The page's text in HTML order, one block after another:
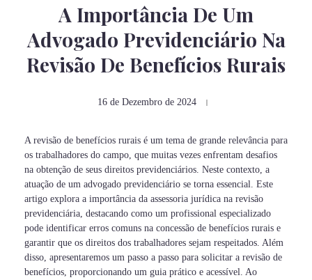
A Importância De Um
Advogado Previdenciário Na
Revisão De Benefícios Rurais
16 de Dezembro de 2024
A revisão de benefícios rurais é um tema de grande relevância para
os trabalhadores do campo, que muitas vezes enfrentam desafios
na obtenção de seus direitos previdenciários. Neste contexto, a
atuação de um advogado previdenciário se torna essencial. Este
artigo explora a importância da assessoria jurídica na revisão
previdenciária, destacando como um profissional especializado
pode identificar erros comuns na concessão de benefícios rurais e
garantir que os direitos dos trabalhadores sejam respeitados. Além
disso, apresentaremos um passo a passo para solicitar a revisão de
benefícios, proporcionando um guia prático e acessível. Ao